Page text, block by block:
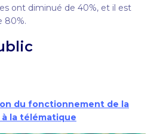
ont diminué de 40%, et il est
80%.
du fonctionnement de la
la télématique